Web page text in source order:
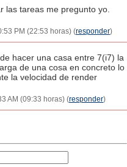
las tareas me pregunto yo.
PM (22:53 horas) (responder)
hacer una casa entre 7(i7) la
de una cosa en concreto lo
la velocidad de render
AM (09:33 horas) (responder)